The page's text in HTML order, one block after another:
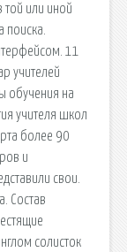
или иной
поиска.
11
учителей
обучения на
учителя школ
более 90
и
свои.
Состав
солисток